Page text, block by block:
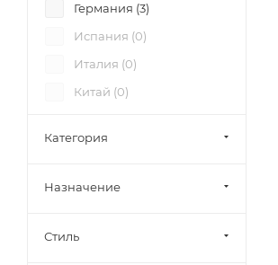
Favourite (
0 )
)
Fumagalli (
Hiper (0
Imex (
Германия (3)
Испания (0)
Италия (0)
Китай (0)
Россия (
Категория
Назначение
Стиль